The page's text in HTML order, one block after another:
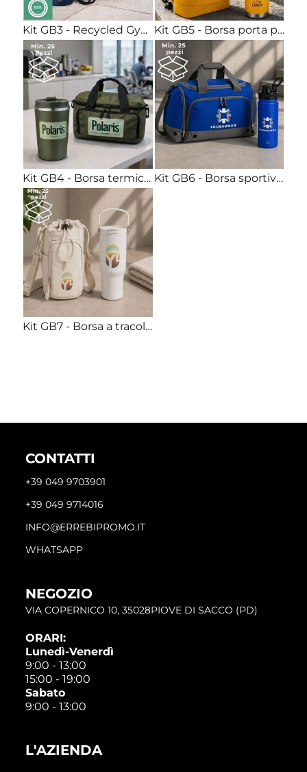
Kit GB3 - Recycled Gymsac con zip + Borraccia termica 500ml acciaio Stampa full color inclusa Kit GB5 - Borsa porta pc roll-up + Borraccia termica 700ml acciaio Stampa full color inclusa
Kit GB4 - Borsa termica mini + Bicchiere termico 350ml acciaio Stampa full color inclusa Kit GB6 - Borsa sportiva 30L + Borraccia termica 550ml acciaio Stampa full color inclusa
Kit GB7 - Borsa a tracolla porta borraccia + Bicchiere termico 900ml acciaio Stampa full color inclusa
CONTATTI
+39 049 9703901
+39 049 9714016
INFO@ERREBIPROMO.IT
WHATSAPP
NEGOZIO
VIA COPERNICO 10, 35028PIOVE DI SACCO (PD)
ORARI:
Lunedì-Venerdì
9:00 - 13:00
15:00 - 19:00
Sabato
9:00 - 13:00
L'AZIENDA